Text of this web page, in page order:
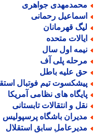
جواهری
رحمانی
قهرمانان
متحده
اول سال
پلی آف
علیه باطل
تیم فوتبال استقلال
های نظامی آمریکا
و انتقالات تابستانی
باشگاه پرسپولیس
سابق استقلال